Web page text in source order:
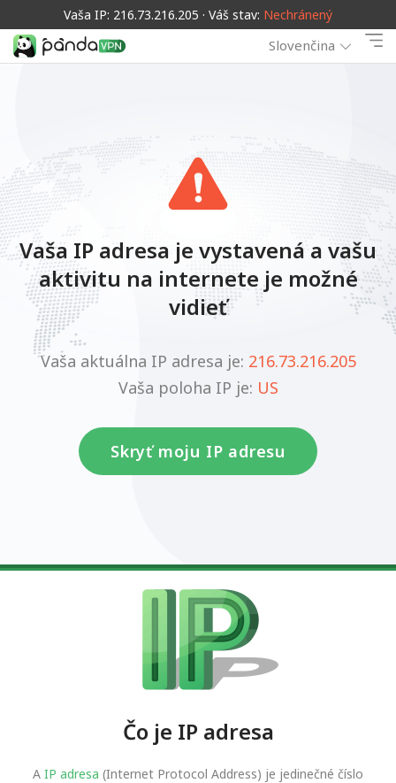
Vaša IP: 216.73.216.205 · Váš stav: Nechránený
Slovenčina
Vaša IP adresa je vystavená a vašu
aktivitu na internete je možné
vidieť
Vaša aktuálna IP adresa je: 216.73.216.205
Vaša poloha IP je: US
Skryť moju IP adresu
Čo je IP adresa
A IP adresa (Internet Protocol Address) je jedinečné číslo